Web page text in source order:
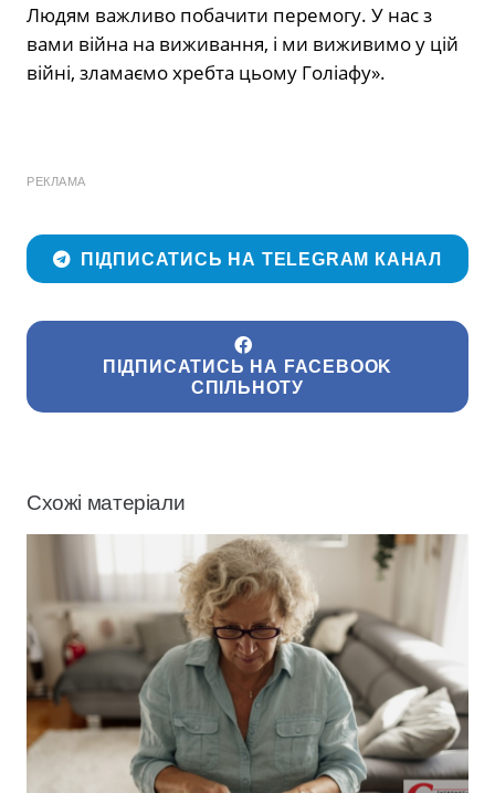
Людям важливо побачити перемогу. У нас з
вами війна на виживання, і ми виживимо у цій
війні, зламаємо хребта цьому Голіафу».
РЕКЛАМА
ПІДПИСАТИСЬ НА TELEGRAM КАНАЛ
ПІДПИСАТИСЬ НА FACEBOOK
СПІЛЬНОТУ
Схожі матеріали